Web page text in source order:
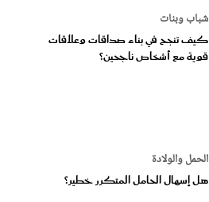
شباب وبنات
كيف تنجح في بناء صداقات وعلاقات
قوية مع أشخاص ناجحين؟
الحمل والولادة
هل إسهال الحامل المتكرر خطير؟